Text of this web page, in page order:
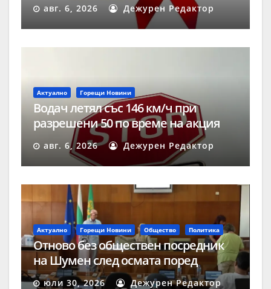
авг. 6, 2026 Дежурен Редактор
Актуално Горещи Новини
Водач летял със 146 км/ч при
разрешени 50 по време на акция
„Скорост“ в Шумен
авг. 6, 2026 Дежурен Редактор
Актуално Горещи Новини Общество Политика
Отново без обществен посредник
на Шумен след осмата поред
процедура
юли 30, 2026 Дежурен Редактор